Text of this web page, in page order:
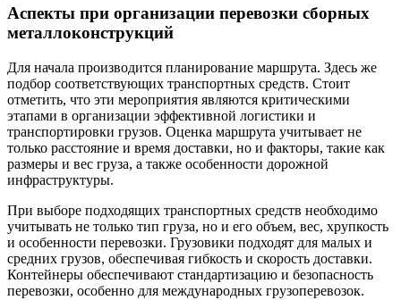
Аспекты при организации перевозки сборных
металлоконструкций
Для начала производится планирование маршрута. Здесь же
подбор соответствующих транспортных средств. Стоит
отметить, что эти мероприятия являются критическими
этапами в организации эффективной логистики и
транспортировки грузов. Оценка маршрута учитывает не
только расстояние и время доставки, но и факторы, такие как
размеры и вес груза, а также особенности дорожной
инфраструктуры.
При выборе подходящих транспортных средств необходимо
учитывать не только тип груза, но и его объем, вес, хрупкость
и особенности перевозки. Грузовики подходят для малых и
средних грузов, обеспечивая гибкость и скорость доставки.
Контейнеры обеспечивают стандартизацию и безопасность
перевозки, особенно для международных грузоперевозок.